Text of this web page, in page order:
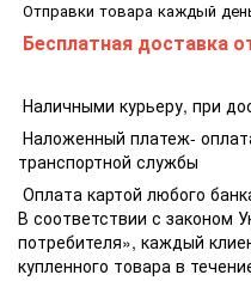
Отправки товара каждый
Бесплатная доставка
Наличными курьеру, при
Наложенный платеж-
транспортной службы
Оплата картой любого
В соответствии с законом
потребителя», каждый
купленного товара в